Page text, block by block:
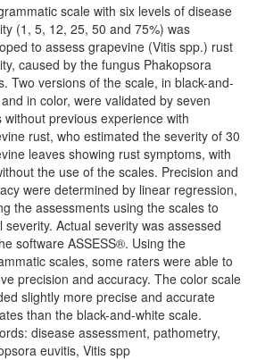
scale with six levels of disease
(1, 5, 12, 25, 50 and 75%) was
to assess grapevine (Vitis spp.) rust
caused by the fungus Phakopsora
Two versions of the scale, in black-and-
in color, were validated by seven
without previous experience with
rust, who estimated the severity of 30
leaves showing rust symptoms, with
the use of the scales. Precision and
were determined by linear regression,
the assessments using the scales to
severity. Actual severity was assessed
software ASSESS®. Using the
scales, some raters were able to
precision and accuracy. The color scale
slightly more precise and accurate
than the black-and-white scale.
disease assessment, pathometry,
euvitis, Vitis spp